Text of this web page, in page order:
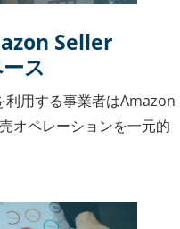
Seller
ス
用する事業者はAmazon
オペレーションを一元的